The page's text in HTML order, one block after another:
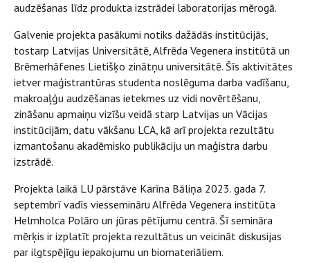
audzēšanas līdz produkta izstrādei laboratorijas mērogā.
Galvenie projekta pasākumi notiks dažādās institūcijās,
tostarp Latvijas Universitātē, Alfrēda Vegenera institūtā un
Brēmerhāfenes Lietišķo zinātņu universitātē. Šīs aktivitātes
ietver maģistrantūras studenta noslēguma darba vadīšanu,
makroaļģu audzēšanas ietekmes uz vidi novērtēšanu,
zināšanu apmaiņu vizīšu veidā starp Latvijas un Vācijas
institūcijām, datu vākšanu LCA, kā arī projekta rezultātu
izmantošanu akadēmisko publikāciju un maģistra darbu
izstrādē.
Projekta laikā LU pārstāve Karīna Bāliņa 2023. gada 7.
septembrī vadīs viessemināru Alfrēda Vegenera institūta
Helmholca Polāro un jūras pētījumu centrā. Šī semināra
mērķis ir izplatīt projekta rezultātus un veicināt diskusijas
par ilgtspējīgu iepakojumu un biomateriāliem.